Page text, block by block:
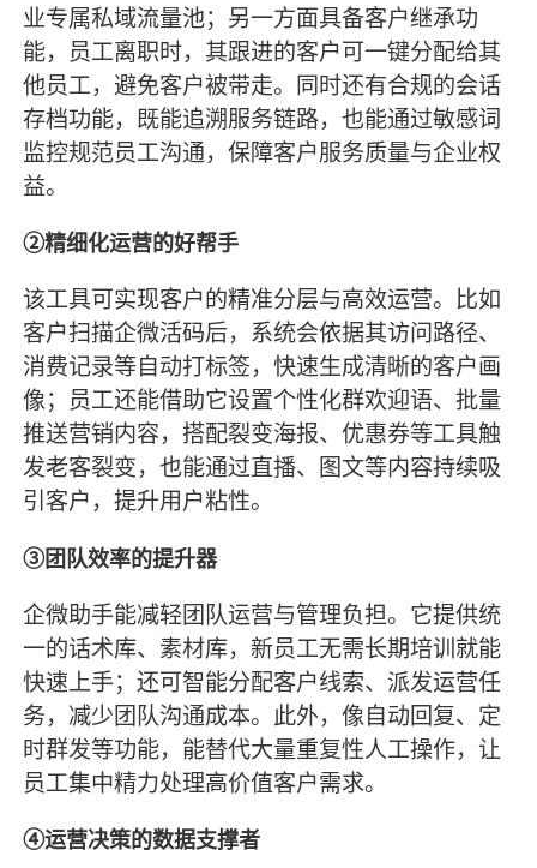
业专属私域流量池；另一方面具备客户继承功
能，员工离职时，其跟进的客户可一键分配给其
他员工，避免客户被带走。同时还有合规的会话
存档功能，既能追溯服务链路，也能通过敏感词
监控规范员工沟通，保障客户服务质量与企业权
益。
②精细化运营的好帮手
该工具可实现客户的精准分层与高效运营。比如
客户扫描企微活码后，系统会依据其访问路径、
消费记录等自动打标签，快速生成清晰的客户画
像；员工还能借助它设置个性化群欢迎语、批量
推送营销内容，搭配裂变海报、优惠券等工具触
发老客裂变，也能通过直播、图文等内容持续吸
引客户，提升用户粘性。
③团队效率的提升器
企微助手能减轻团队运营与管理负担。它提供统
一的话术库、素材库，新员工无需长期培训就能
快速上手；还可智能分配客户线索、派发运营任
务，减少团队沟通成本。此外，像自动回复、定
时群发等功能，能替代大量重复性人工操作，让
员工集中精力处理高价值客户需求。
④运营决策的数据支撑者